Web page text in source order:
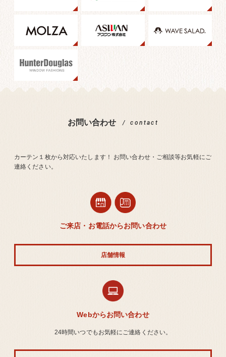
お問い合わせ contact
カーテン１枚から対応いたします！ お問い合わせ・ご相談等お気軽にご
連絡ください。
ご来店・お電話からお問い合わせ
店舗情報
Webからお問い合わせ
24時間いつでもお気軽にご連絡ください。